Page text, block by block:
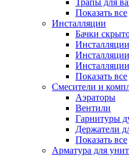
Трапы для
Показать все
Инсталляции
Бачки
Показать все
Смесители и
Аэраторы
Вентили
Гарнитуры
Держатели
Показать все
Арматура для